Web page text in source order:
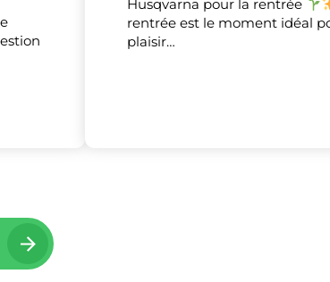
Husqvarna pour la rentrée
rentrée est le moment idéal
plaisir…